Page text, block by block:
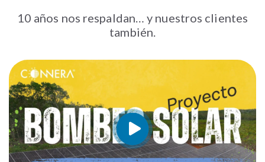
10 años nos respaldan… y nuestros clientes
también.